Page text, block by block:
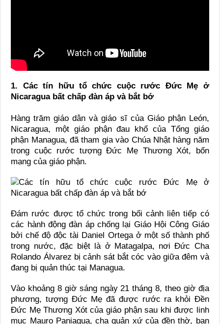
1. Các tín hữu tổ chức cuộc rước Đức Mẹ ở
Nicaragua bất chấp đàn áp và bắt bớ
Hàng trăm giáo dân và giáo sĩ của Giáo phận León,
Nicaragua, một giáo phận đau khổ của Tổng giáo
phận Managua, đã tham gia vào Chúa Nhật hàng năm
trong cuộc rước tượng Đức Mẹ Thương Xót, bổn
mạng của giáo phận.
Đám rước được tổ chức trong bối cảnh liên tiếp có
các hành động đàn áp chống lại Giáo Hội Công Giáo
bởi chế độ độc tài Daniel Ortega ở một số thành phố
trong nước, đặc biệt là ở Matagalpa, nơi Đức Cha
Rolando Álvarez bị cảnh sát bắt cóc vào giữa đêm và
đang bị quản thúc tại Managua.
Vào khoảng 8 giờ sáng ngày 21 tháng 8, theo giờ địa
phương, tượng Đức Mẹ đã được rước ra khỏi Đền
Đức Mẹ Thương Xót của giáo phận sau khi được linh
mục Mauro Paniagua, cha quản xứ của đền thờ, ban